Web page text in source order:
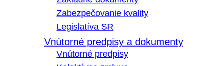
Zabezpečovanie kvality
Legislatíva SR
Vnútorné predpisy a dokumenty
Vnútorné predpisy